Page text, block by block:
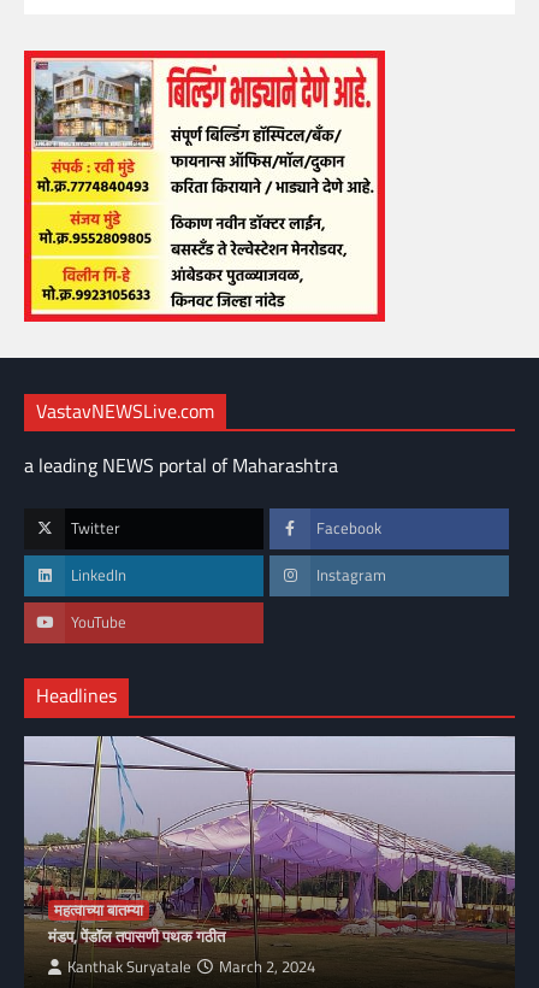
VastavNEWSLive.com
a leading NEWS portal of Maharashtra
Twitter Facebook
LinkedIn Instagram
YouTube
Headlines
महत्वाच्या बातम्या
मंडप, पेंडॉल तपासणी पथक गठीत
Kanthak Suryatale March 2, 2024